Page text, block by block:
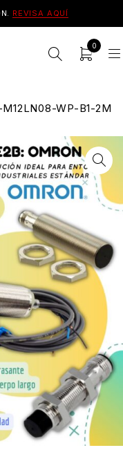
REVISA AQUÍ
0
M12LN08-WP-B1-2M